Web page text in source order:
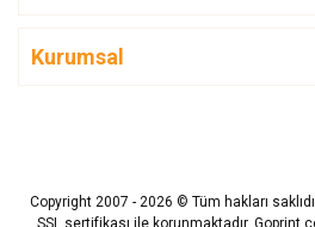
Kurumsal
Copyright 2007 - 2026 © Tüm hakları
SSL sertifikası ile korunmaktadır.